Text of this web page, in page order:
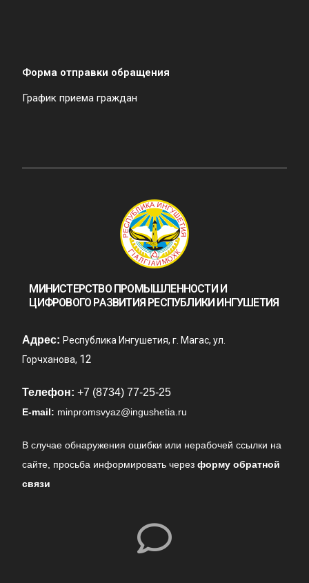
Форма отправки обращения
График приема граждан
МИНИСТЕРСТВО ПРОМЫШЛЕННОСТИ И
ЦИФРОВОГО РАЗВИТИЯ РЕСПУБЛИКИ ИНГУШЕТИЯ
Адрес: Республика Ингушетия, г. Магас, ул.
Горчханова, 12
Телефон: +7 (8734) 77-25-25
E-mail: minpromsvyaz@ingushetia.ru
В случае обнаружения ошибки или нерабочей ссылки на
сайте, просьба информировать черезформу обратной
связи